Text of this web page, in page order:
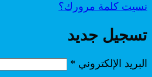
نسيت كلمة مرورك؟
تسجيل جديد
البريد الإلكتروني *